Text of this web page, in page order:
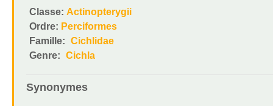
Classe: Actinopterygii
Ordre: Perciformes
Famille: Cichlidae
Genre: Cichla
Synonymes